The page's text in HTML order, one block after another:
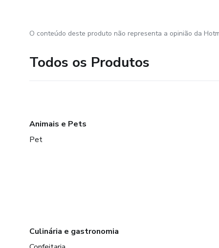
O conteúdo deste produto não representa a opinião da
Todos os Produtos
Animais e Pets
Pet
Culinária e gastronomia